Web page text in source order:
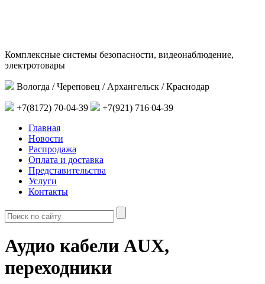
Комплексные системы безопасности, видеонаблюдение,
электротовары
Вологда / Череповец / Архангельск / Краснодар
+7(8172) 70-04-39
+7(921) 716 04-39
Главная
Новости
Распродажа
Оплата и доставка
Представительства
Услуги
Контакты
Аудио кабели AUX,
переходники